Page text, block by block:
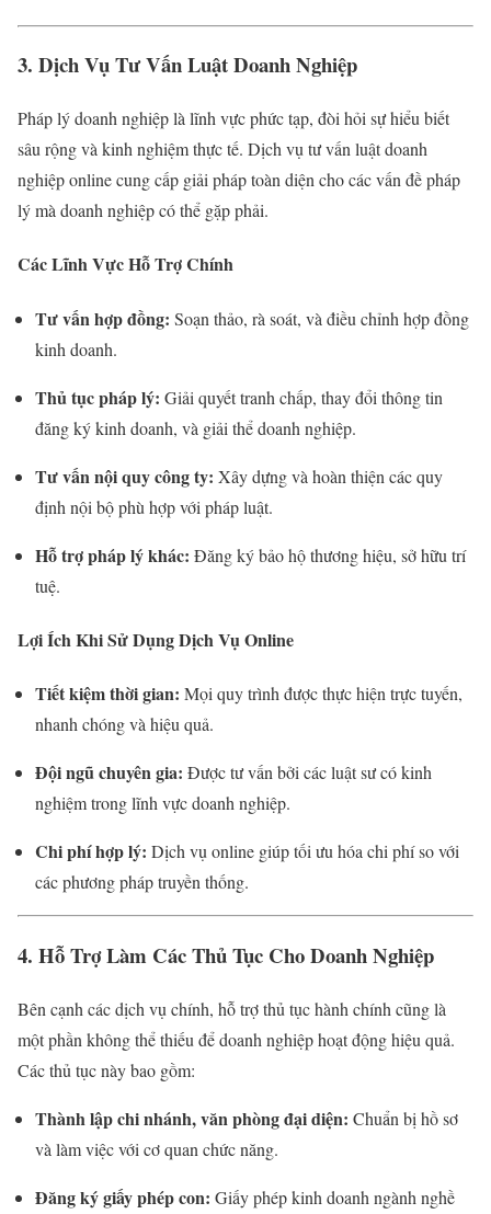
3. Dịch Vụ Tư Vấn Luật Doanh Nghiệp
Pháp lý doanh nghiệp là lĩnh vực phức tạp, đòi hỏi sự hiểu biết
sâu rộng và kinh nghiệm thực tế. Dịch vụ tư vấn luật doanh
nghiệp online cung cấp giải pháp toàn diện cho các vấn đề pháp
lý mà doanh nghiệp có thể gặp phải.
Các Lĩnh Vực Hỗ Trợ Chính
Tư vấn hợp đồng: Soạn thảo, rà soát, và điều chỉnh hợp đồng
kinh doanh.
Thủ tục pháp lý: Giải quyết tranh chấp, thay đổi thông tin
đăng ký kinh doanh, và giải thể doanh nghiệp.
Tư vấn nội quy công ty: Xây dựng và hoàn thiện các quy
định nội bộ phù hợp với pháp luật.
Hỗ trợ pháp lý khác: Đăng ký bảo hộ thương hiệu, sở hữu trí
tuệ.
Lợi Ích Khi Sử Dụng Dịch Vụ Online
Tiết kiệm thời gian: Mọi quy trình được thực hiện trực tuyến,
nhanh chóng và hiệu quả.
Đội ngũ chuyên gia: Được tư vấn bởi các luật sư có kinh
nghiệm trong lĩnh vực doanh nghiệp.
Chi phí hợp lý: Dịch vụ online giúp tối ưu hóa chi phí so với
các phương pháp truyền thống.
4. Hỗ Trợ Làm Các Thủ Tục Cho Doanh Nghiệp
Bên cạnh các dịch vụ chính, hỗ trợ thủ tục hành chính cũng là
một phần không thể thiếu để doanh nghiệp hoạt động hiệu quả.
Các thủ tục này bao gồm:
Thành lập chi nhánh, văn phòng đại diện: Chuẩn bị hồ sơ
và làm việc với cơ quan chức năng.
Đăng ký giấy phép con: Giấy phép kinh doanh ngành nghề